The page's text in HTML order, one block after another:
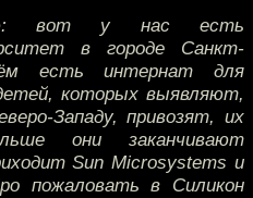
вот у нас есть
в городе Санкт-
есть интернат для
которых выявляют,
Западу, привозят, их
они заканчивают
Sun Microsystems и
пожаловать в Силикон